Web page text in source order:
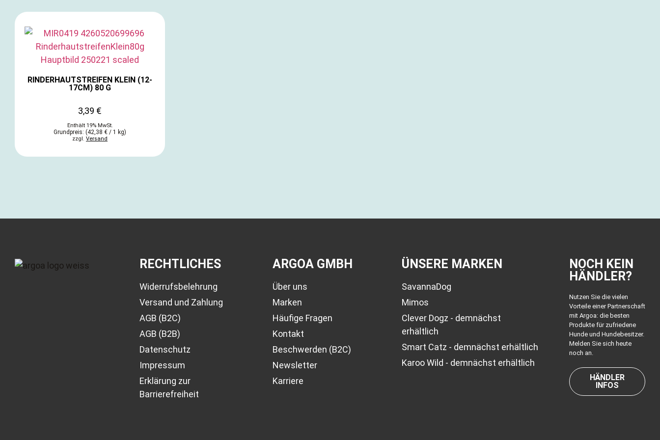
RINDERHAUTSTREIFEN KLEIN (12-
17CM) 80 G
3,39 €
Enthält 19% MwSt.
Grundpreis: (42,38 € / 1 kg)
zzgl. Versand
RECHTLICHES
Widerrufsbelehrung
Versand und Zahlung
AGB (B2C)
AGB (B2B)
Datenschutz
Impressum
Erklärung zur
Barrierefreiheit
ARGOA GMBH
Über uns
Marken
Häufige Fragen
Kontakt
Beschwerden (B2C)
Newsletter
Karriere
ÜNSERE MARKEN
SavannaDog
Mimos
Clever Dogz - demnächst
erhältlich
Smart Catz - demnächst erhältlich
Karoo Wild - demnächst erhältlich
NOCH KEIN
HÄNDLER?
Nutzen Sie die vielen
Vorteile einer Partnerschaft
mit Argoa: die besten
Produkte für zufriedene
Hunde und Hundebesitzer.
Melden Sie sich heute
noch an.
HÄNDLER
INFOS